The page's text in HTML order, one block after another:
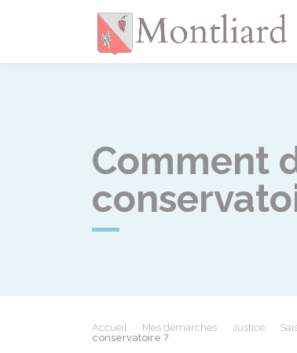
Comment
Accueil Mes démarches Justice
conservatoire ?